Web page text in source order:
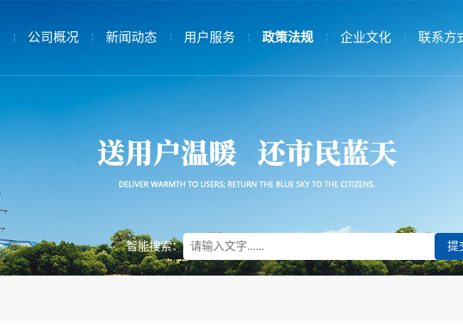
智能搜索：
公司概况 新闻动态 用户服务
用热常识
供热投诉
政策法规
市级政策
供热协会
企业文化
民主管理
规章制度
联系方